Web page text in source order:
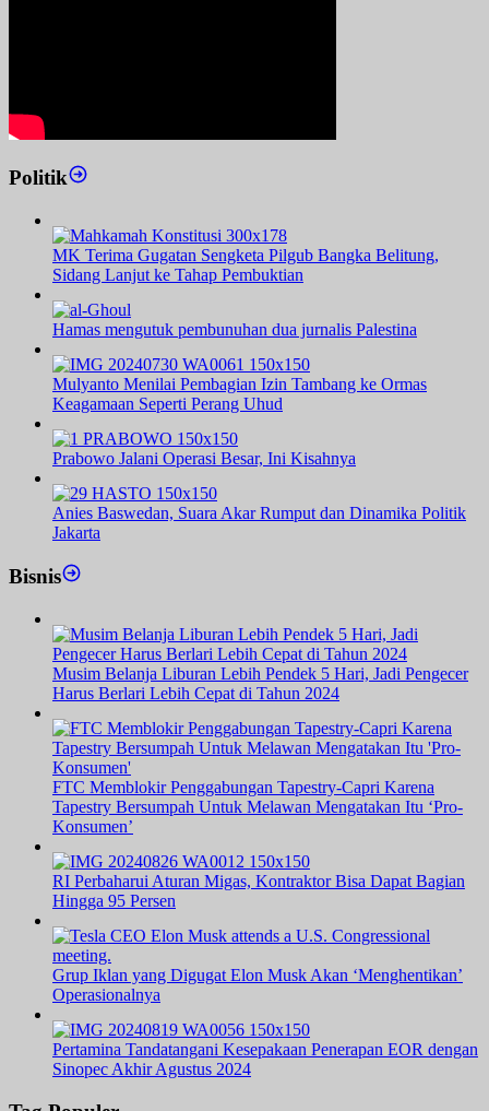
Politik
MK Terima Gugatan Sengketa Pilgub Bangka Belitung,
Sidang Lanjut ke Tahap Pembuktian
Hamas mengutuk pembunuhan dua jurnalis Palestina
Mulyanto Menilai Pembagian Izin Tambang ke Ormas
Keagamaan Seperti Perang Uhud
Prabowo Jalani Operasi Besar, Ini Kisahnya
Anies Baswedan, Suara Akar Rumput dan Dinamika Politik
Jakarta
Bisnis
Musim Belanja Liburan Lebih Pendek 5 Hari, Jadi Pengecer
Harus Berlari Lebih Cepat di Tahun 2024
FTC Memblokir Penggabungan Tapestry-Capri Karena
Tapestry Bersumpah Untuk Melawan Mengatakan Itu ‘Pro-
Konsumen’
RI Perbaharui Aturan Migas, Kontraktor Bisa Dapat Bagian
Hingga 95 Persen
Grup Iklan yang Digugat Elon Musk Akan ‘Menghentikan’
Operasionalnya
Pertamina Tandatangani Kesepakaan Penerapan EOR dengan
Sinopec Akhir Agustus 2024